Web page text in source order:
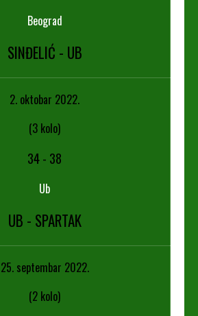
Beograd
SINĐELIĆ - UB
2. oktobar 2022.
(3 kolo)
34- 38
Ub
UB - SPARTAK
25. septembar 2022.
(2 kolo)